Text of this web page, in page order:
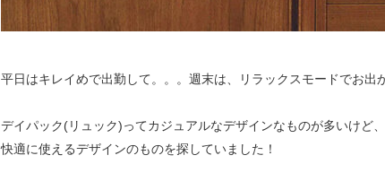
平日はキレイめで出勤して。。。週末は、リラックスモードでお
デイパック(リュック)ってカジュアルなデザインなものが多いけど
快適に使えるデザインのものを探していました！